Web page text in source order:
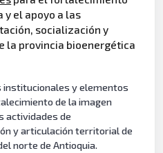
y el apoyo a las
socialización y
la provincia bioenergética
institucionales y elementos
de la imagen
actividades de
y articulación territorial de
norte de Antioquia.